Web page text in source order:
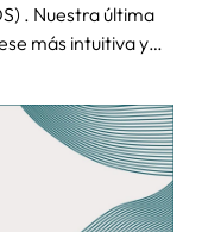
. Nuestra última
más intuitiva y
usuarios más
a act